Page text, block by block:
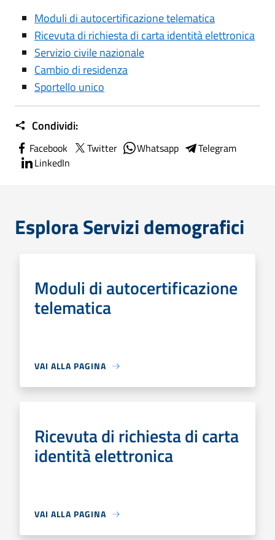
Moduli di autocertificazione telematica
Ricevuta di richiesta di carta identità elettronica
Servizio civile nazionale
Cambio di residenza
Sportello unico
Condividi:
Facebook Twitter Whatsapp
Telegram
LinkedIn
Esplora Servizi demografici
Moduli di autocertificazione
telematica
VAI ALLA PAGINA
Ricevuta di richiesta di carta
identità elettronica
VAI ALLA PAGINA